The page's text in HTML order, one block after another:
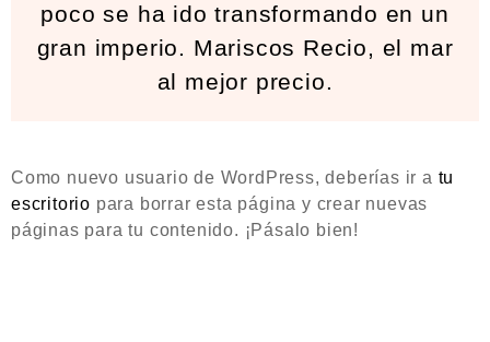
poco se ha ido transformando en un
gran imperio. Mariscos Recio, el mar
al mejor precio.
Como nuevo usuario de WordPress, deberías ir a tu
escritorio para borrar esta página y crear nuevas
páginas para tu contenido. ¡Pásalo bien!